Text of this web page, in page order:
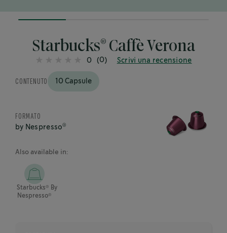
25%
Starbucks® Caffè Verona
CONTENUTO 10 Capsule
0 (0) Scrivi una recensione
FORMATO
by Nespresso®
Also available in:
Starbucks®
By
Nespresso®